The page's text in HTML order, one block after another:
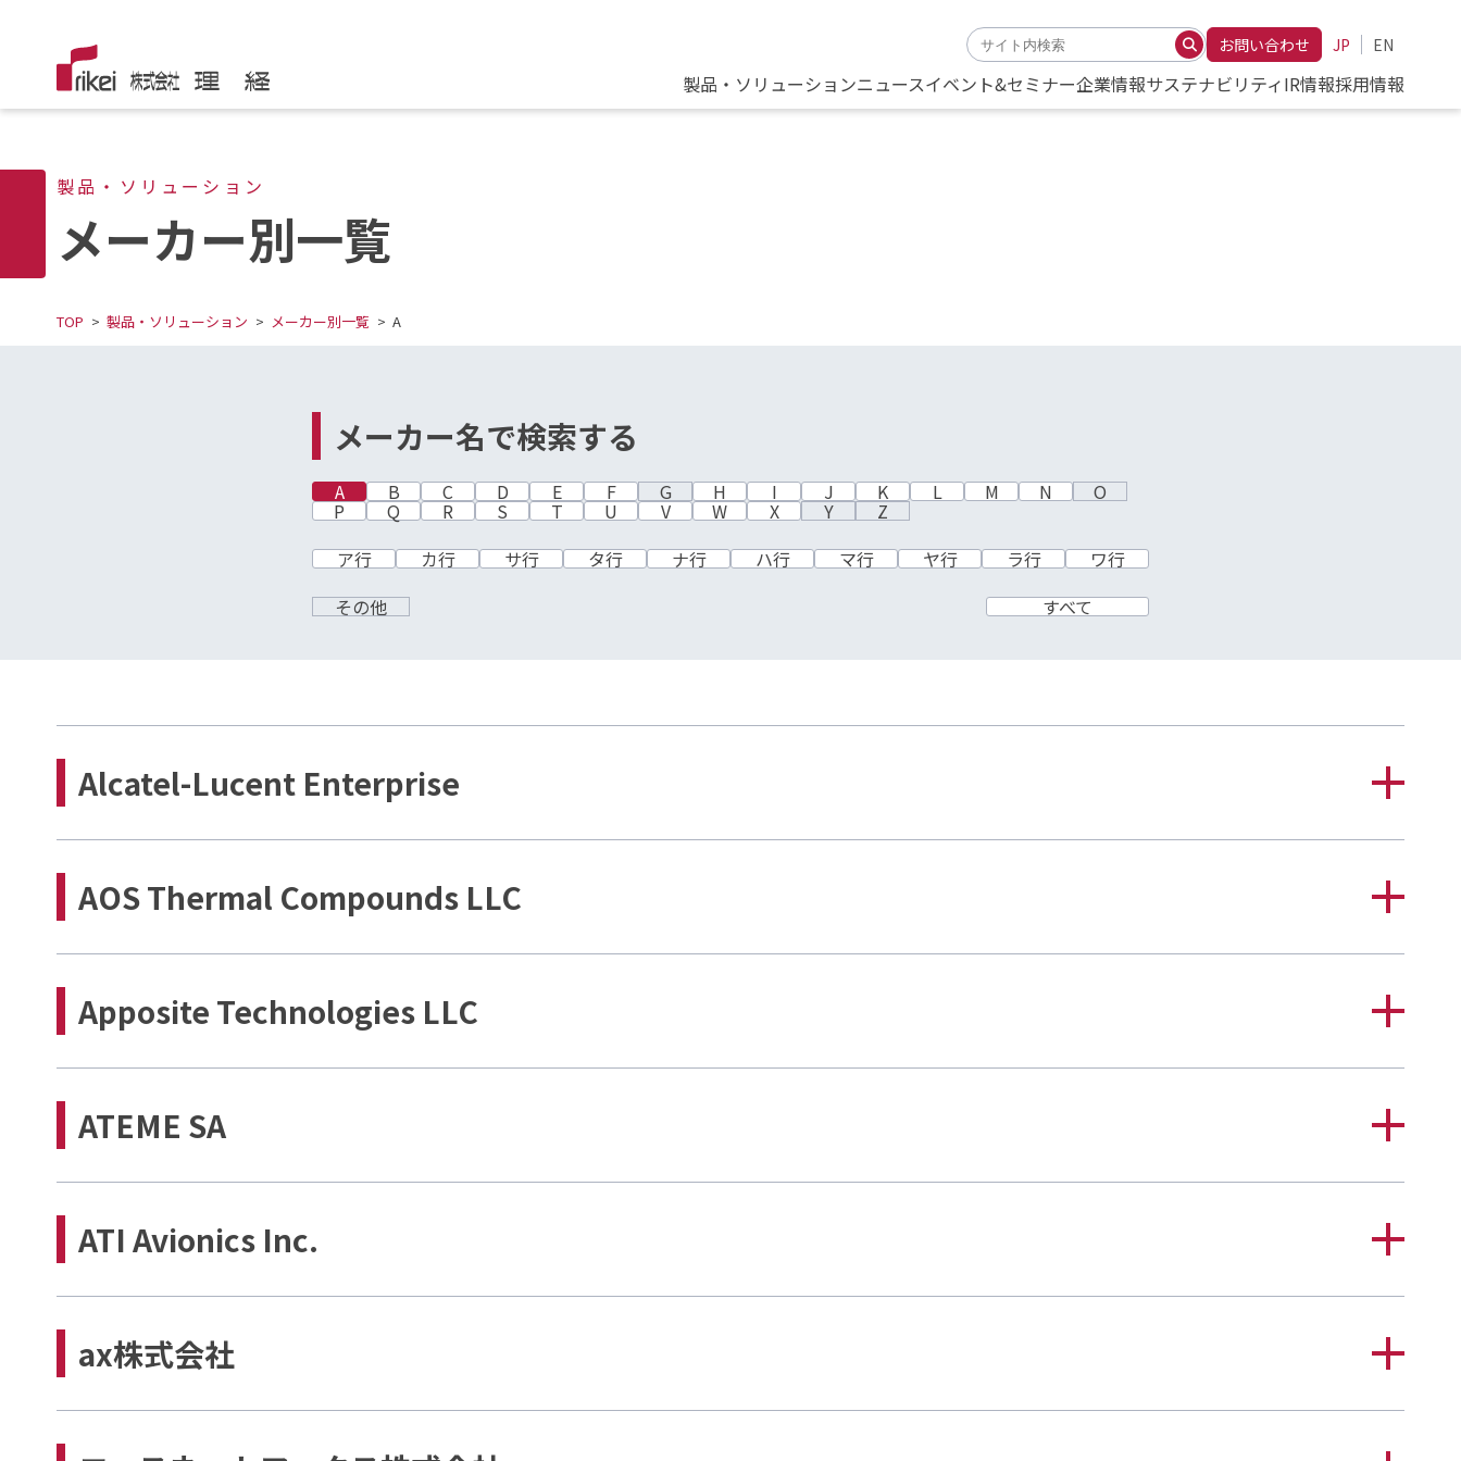
お問い合わせ JP EN
製品・ソリューションニュースイベント&セミナー企業情報サステナビリティIR情報採用情報
製品・ソリューション
メーカー別一覧
TOP 製品・ソリューション メーカー別一覧 A
メーカー名で検索する
A B C D E F G H I J K L M N O
P Q R S T U V W X Y
Z
ア行
カ行 サ行 タ行 ナ行 ハ行 マ行 ヤ行 ラ行
ワ行
その他
すべて
Alcatel-Lucent Enterprise
AOS Thermal Compounds LLC
Apposite Technologies LLC
ATEME SA
ATI Avionics Inc.
ax株式会社